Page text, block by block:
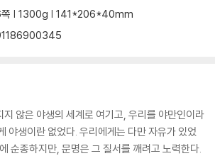
| 1300g | 141*206*40mm
않은 야생의 세계로 여기고, 우리를 야만인이라
야생이란 없었다. 우리에게는 다만 자유가 있었
순종하지만, 문명은 그 질서를 깨려고 노력한다.